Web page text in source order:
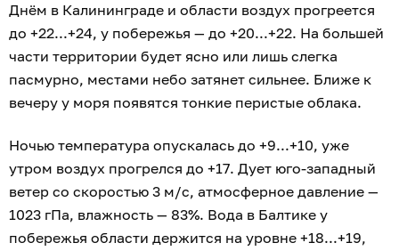
Днём в Калининграде и области воздух прогреется
до +22...+24, у побережья — до +20...+22. На большей
части территории будет ясно или лишь слегка
пасмурно, местами небо затянет сильнее. Ближе к
вечеру у моря появятся тонкие перистые облака.
Ночью температура опускалась до +9...+10, уже
утром воздух прогрелся до +17. Дует юго-западный
ветер со скоростью 3 м/с, атмосферное давление —
1023 гПа, влажность — 83%. Вода в Балтике у
побережья области держится на уровне +18...+19,